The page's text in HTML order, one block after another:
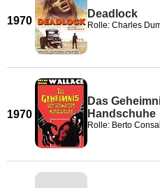
1970
Deadlock
Rolle: Charles
1970
Das
Handschuhe
Rolle: Berto